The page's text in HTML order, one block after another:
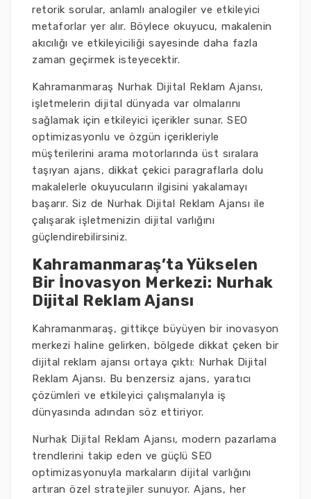
retorik sorular, anlamlı analogiler ve etkileyici
metaforlar yer alır. Böylece okuyucu, makalenin
akıcılığı ve etkileyiciliği sayesinde daha fazla
zaman geçirmek isteyecektir.
Kahramanmaraş Nurhak Dijital Reklam Ajansı,
işletmelerin dijital dünyada var olmalarını
sağlamak için etkileyici içerikler sunar. SEO
optimizasyonlu ve özgün içerikleriyle
müşterilerini arama motorlarında üst sıralara
taşıyan ajans, dikkat çekici paragraflarla dolu
makalelerle okuyucuların ilgisini yakalamayı
başarır. Siz de Nurhak Dijital Reklam Ajansı ile
çalışarak işletmenizin dijital varlığını
güçlendirebilirsiniz.
Kahramanmaraş’ta Yükselen
Bir İnovasyon Merkezi: Nurhak
Dijital Reklam Ajansı
Kahramanmaraş, gittikçe büyüyen bir inovasyon
merkezi haline gelirken, bölgede dikkat çeken bir
dijital reklam ajansı ortaya çıktı: Nurhak Dijital
Reklam Ajansı. Bu benzersiz ajans, yaratıcı
çözümleri ve etkileyici çalışmalarıyla iş
dünyasında adından söz ettiriyor.
Nurhak Dijital Reklam Ajansı, modern pazarlama
trendlerini takip eden ve güçlü SEO
optimizasyonuyla markaların dijital varlığını
artıran özel stratejiler sunuyor. Ajans, her